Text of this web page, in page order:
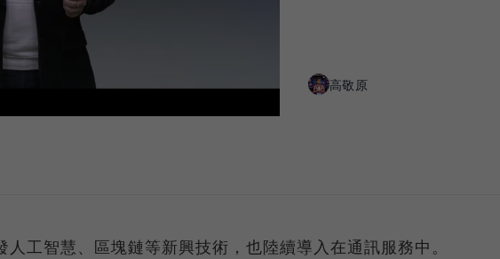
高敬原
人工智慧、區塊鏈等新興技術，也陸續導入在通訊服務中。